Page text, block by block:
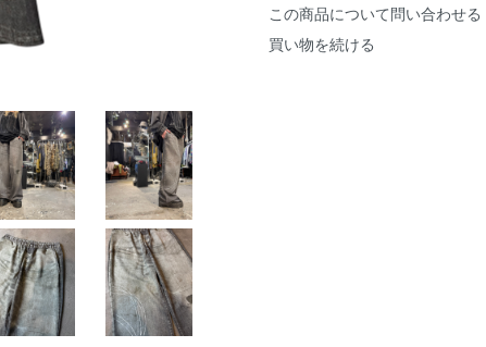
この商品について問い合わせる
買い物を続ける